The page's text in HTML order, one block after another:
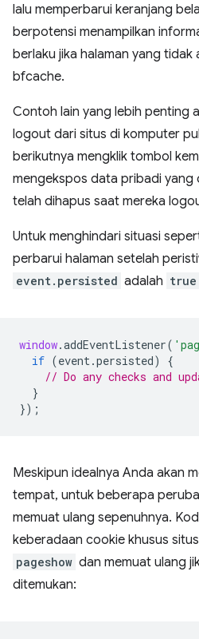
lalu memperbarui keranjang
berpotensi menampilkan
berlaku jika halaman yang tidak
bfcache.
Contoh lain yang lebih penting
logout dari situs di komputer
berikutnya mengklik tombol
mengekspos data pribadi yang
telah dihapus saat mereka
Untuk menghindari situasi
perbarui halaman setelah
event.persisted adalah true
window.addEventListener(
if (event.persisted)
{
// Do any checks and
}
});
Meskipun idealnya Anda akan
tempat, untuk beberapa
memuat ulang sepenuhnya.
keberadaan cookie khusus
pageshow dan memuat ulang
ditemukan: